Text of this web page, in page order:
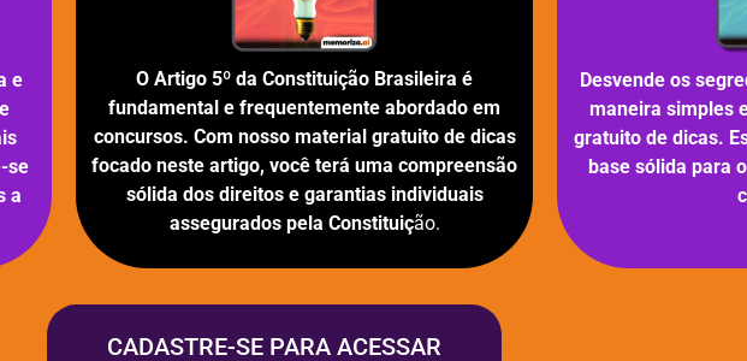
e
se
a
O Artigo 5º da Constituição Brasileira é
fundamental e frequentemente abordado em
concursos. Com nosso material gratuito de dicas
focado neste artigo, você terá uma compreensão
sólida dos direitos e garantias individuais
assegurados pela Constituição.
Desvende os
maneira simples
gratuito de dicas.
base sólida para
CADASTRE-SE PARA ACESSAR